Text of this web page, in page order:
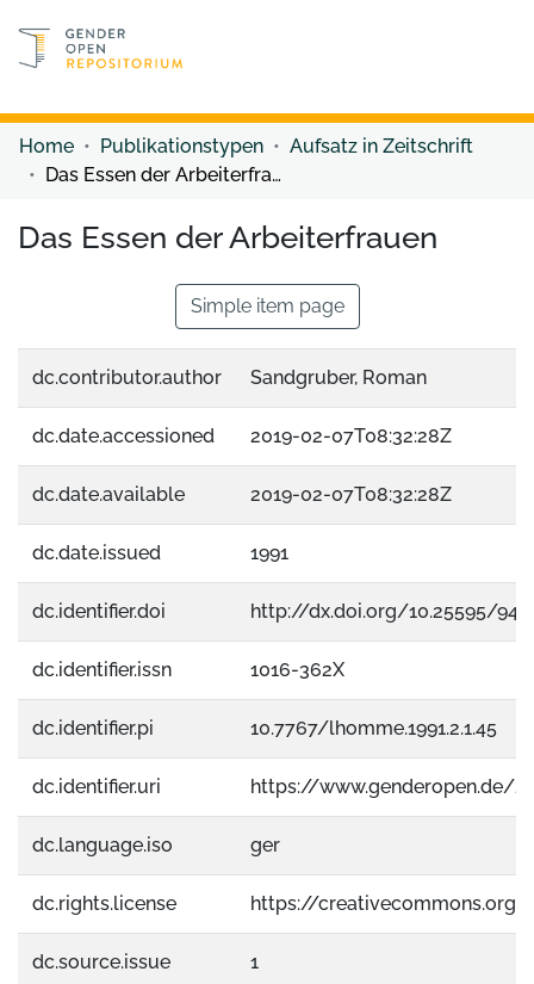
Discover content
Home Publikationstypen
Aufsatz in Zeitschrift
Das Essen der Arbeiterfrauen
Das Essen der Arbeiterfrauen
Simple item page
dc.contributor.author Sandgruber, Roman
dc.date.accessioned 2019-02-07T08:32:28Z
dc.date.available 2019-02-07T08:32:28Z
dc.date.issued 1991
dc.identifier.doi http://dx.doi.org/10.25595/943
dc.identifier.issn 1016-362X
dc.identifier.pi 10.7767/lhomme.1991.2.1.45
dc.identifier.uri https://www.genderopen.de/
dc.language.iso ger
dc.rights.license https://
dc.source.issue 1